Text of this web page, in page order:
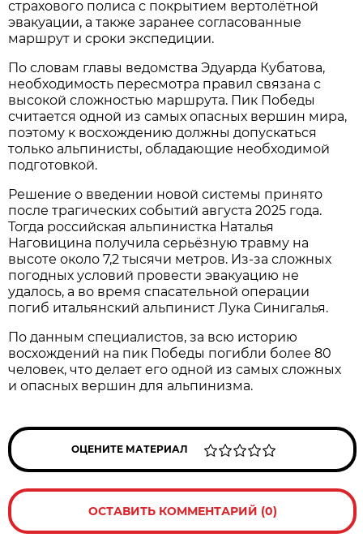
страхового полиса с покрытием вертолётной
эвакуации, а также заранее согласованные
маршрут и сроки экспедиции.
По словам главы ведомства Эдуарда Кубатова,
необходимость пересмотра правил связана с
высокой сложностью маршрута. Пик Победы
считается одной из самых опасных вершин мира,
поэтому к восхождению должны допускаться
только альпинисты, обладающие необходимой
подготовкой.
Решение о введении новой системы принято
после трагических событий августа 2025 года.
Тогда российская альпинистка Наталья
Наговицина получила серьёзную травму на
высоте около 7,2 тысячи метров. Из-за сложных
погодных условий провести эвакуацию не
удалось, а во время спасательной операции
погиб итальянский альпинист Лука Синигалья.
По данным специалистов, за всю историю
восхождений на пик Победы погибли более 80
человек, что делает его одной из самых сложных
и опасных вершин для альпинизма.
ОЦЕНИТЕ МАТЕРИАЛ
ОСТАВИТЬ КОММЕНТАРИЙ (0)